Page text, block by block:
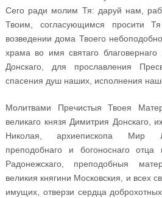
Сего ради молим Тя: даруй нам,
Твоим, согласующимся просити
возведении дома Твоего
храма во имя святаго благовернаго
Донскаго, для прославления
спасения душ наших, исполнения
Молитвами Пречистыя Твоея
великаго князя Димитрия Донскаго,
Николая, архиепископа Мир
преподобнаго и богоноснаго
Радонежскаго, преподобныя
великия княгини Московския, и всех
имущих, отверзи сердца